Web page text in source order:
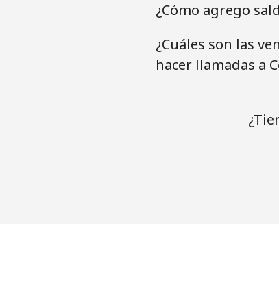
¿Cómo agrego
¿Cuáles son las
hacer llamadas a